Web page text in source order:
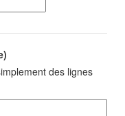
des lignes